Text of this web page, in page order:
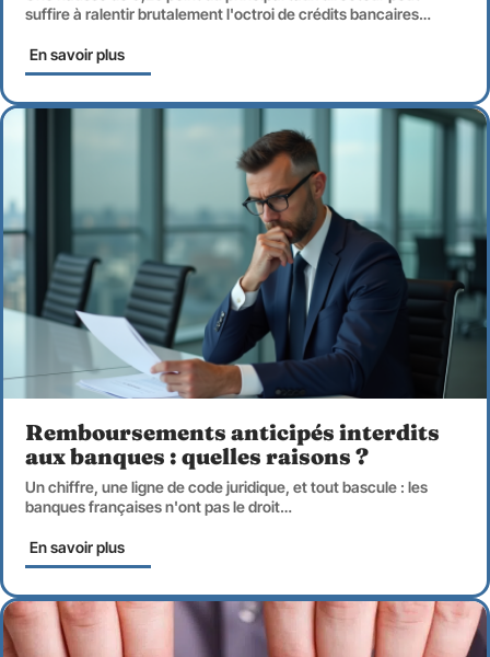
suffire à ralentir brutalement l'octroi de crédits bancaires…
En savoir plus
Remboursements anticipés interdits
aux banques : quelles raisons ?
Un chiffre, une ligne de code juridique, et tout bascule : les
banques françaises n'ont pas le droit…
En savoir plus